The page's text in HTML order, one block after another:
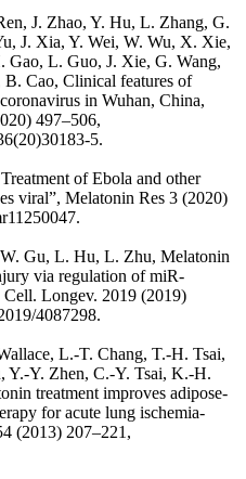
J. Zhao, Y. Hu, L. Zhang, G.
J. Xia, Y. Wei, W. Wu, X. Xie,
L. Guo, J. Xie, G. Wang,
Cao, Clinical features of
in Wuhan, China,
497–506,
5.
of Ebola and other
viral”, Melatonin Res 3 (2020)
Gu, L. Hu, L. Zhu, Melatonin
via regulation of miR-
Longev. 2019 (2019)
4087298.
L.-T. Chang, T.-H. Tsai,
Y.-Y. Zhen, C.-Y. Tsai, K.-H.
treatment improves adipose-
for acute lung ischemia-
(2013) 207–221,